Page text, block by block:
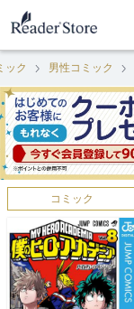
ック 男性コミック
コミック